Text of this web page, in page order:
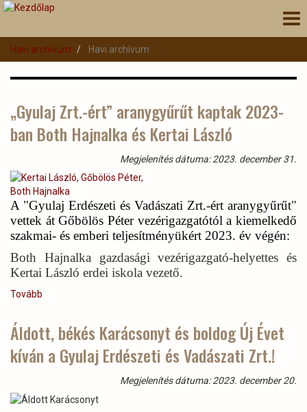
Ugrás
Havi archívum
Havi archívum
„Gyulaj Zrt.-ért” aranygyűrűt kaptak 2023-
ban Both Hajnalka és Kertai László
Megjelenítés dátuma: 2023. december 31.
A "Gyulaj Erdészeti és Vadászati Zrt.-ért aranygyűrűt"
vettek át Gőbölös Péter vezérigazgatótól a kiemelkedő
szakmai- és emberi teljesítményükért 2023. év végén:
Both Hajnalka gazdasági vezérigazgató-helyettes és
Kertai László erdei iskola vezető.
Tovább
aranygyűrűt
kaptak
2023-
Hajnalka
Áldott, békés Karácsonyt és boldog Új Évet
kíván a Gyulaj Erdészeti és Vadászati Zrt.!
Megjelenítés dátuma: 2023. december 20.